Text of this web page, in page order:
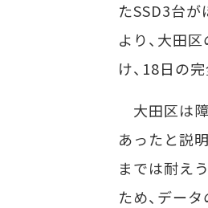
たSSD3台
より、大田
け、18日の
大田区は
あったと説
までは耐え
ため、デー